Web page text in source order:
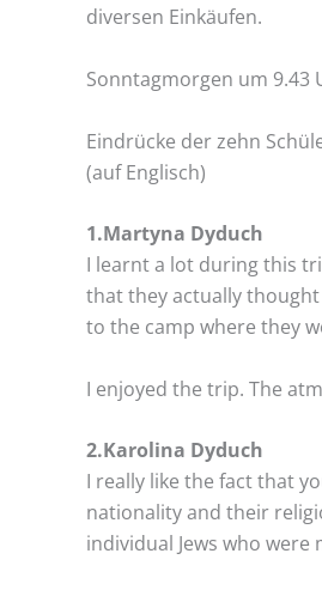
diversen Einkäufen.
Sonntagmorgen um 9.43
Eindrücke der zehn
(auf Englisch)
1.Martyna Dyduch
I learnt a lot during this
that they actually
to the camp where they
I enjoyed the trip. The
2.Karolina Dyduch
I really like the fact that
nationality and their
individual Jews who